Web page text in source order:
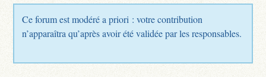
Ce forum est modéré a priori : votre contribution
n’apparaîtra qu’après avoir été validée par les responsables.